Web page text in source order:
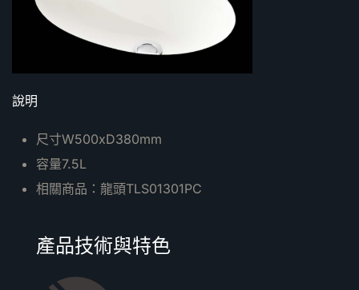
說明
尺寸W500xD380mm
容量7.5L
相關商品：龍頭TLS01301PC
產品技術與特色